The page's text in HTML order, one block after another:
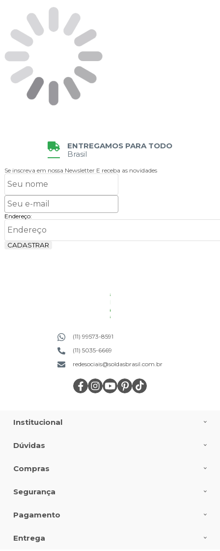
ENTREGAMOS PARA TODO
Brasil
Se inscreva em nossa Newsletter E receba as novidades
Endereço:
CADASTRAR
(11) 99573-8591
(11) 5035-6669
redesociais@soldasbrasil.com.br
Institucional
Dúvidas
Compras
Segurança
Pagamento
Entrega